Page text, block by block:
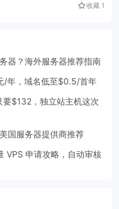
收藏 1
器？海外服务器推荐指南
/年，域名低至$0.5/首年
$132，独立站主机这次
国服务器提供商推荐
VPS 申请攻略，自动审核